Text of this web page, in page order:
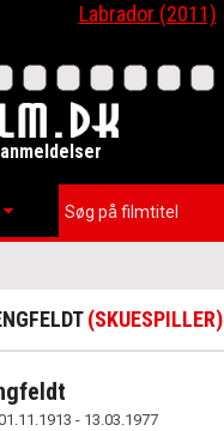
Labrador (2011)
(SKUESPILLER)
- 13.03.1977